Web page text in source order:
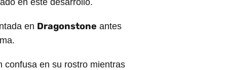
en este desarrollo.
en Dragonstone antes
confusa en su rostro mientras